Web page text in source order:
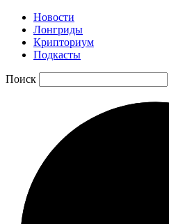
Новости
Лонгриды
Крипториум
Подкасты
Поиск